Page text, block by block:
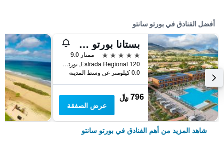
أفضل الفنادق في بورتو سانتو
بستانا بورتو سانتو بيتش ريزورت آند سبا
5 نجوم
ممتاز 9.0
Estrada Regional 120, بورتو سانتو, جزر ماديرا, البرتغال
0.0 كيلومتر عن وسط المدينة
796 ﷼
عرض الصفقة
شاهد المزيد من أهم الفنادق في بورتو سانتو